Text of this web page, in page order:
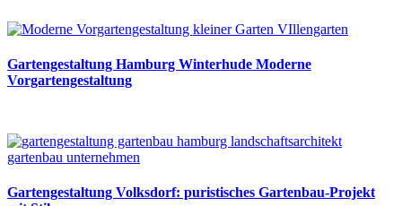
Gartengestaltung Hamburg Winterhude Moderne
Vorgartengestaltung
Gartengestaltung Volksdorf: puristisches Gartenbau-Projekt